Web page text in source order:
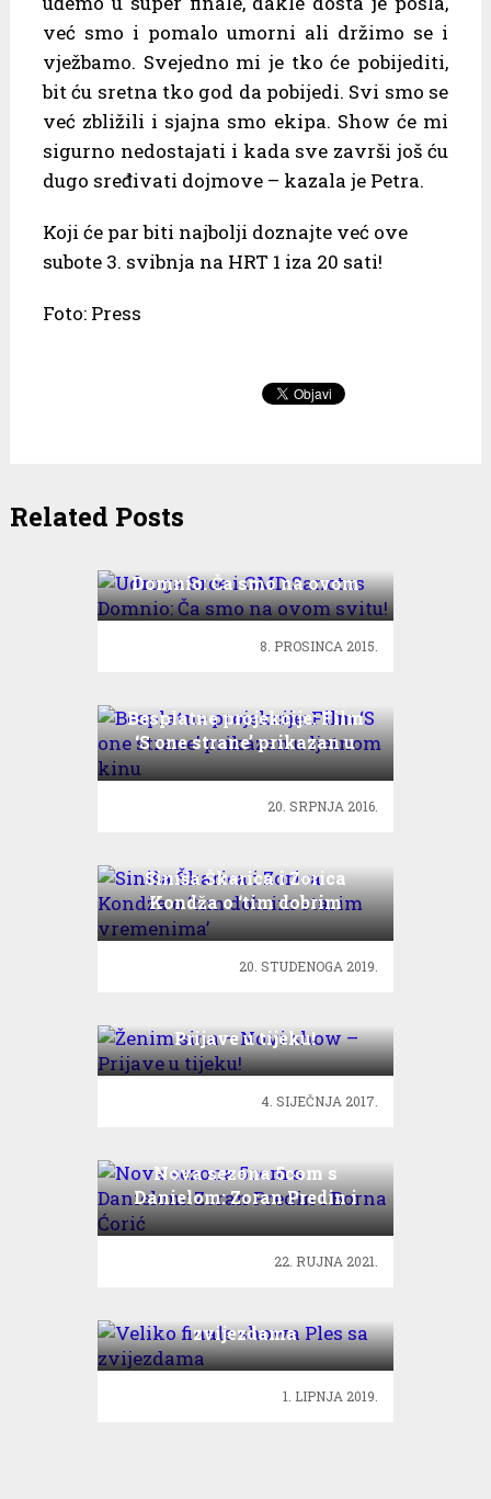
već smo i pomalo umorni ali držimo se i
vježbamo. Svejedno mi je tko će pobijediti,
bit ću sretna tko god da pobijedi. Svi smo se
već zbližili i sjajna smo ekipa. Show će mi
sigurno nedostajati i kada sve završi još ću
dugo sređivati dojmove – kazala je Petra.
Koji će par biti najbolji doznajte već ove
subote 3. svibnja na HRT 1 iza 20 sati!
Foto: Press
Related Posts
Domnio: Ča smo na ovom
svitu!
8. PROSINCA 2015.
Besplatne projekcije: Film
‘S one strane’ prikazan u
ljetnom kinu
20. SRPNJA 2016.
Siniša Škarica i Zorica
Kondža o ‘tim dobrim
starim vremenima’
20. STUDENOGA 2019.
Prijave u tijeku!
4. SIJEČNJA 2017.
Nova sezona 5com s
Danielom: Zoran Predin i
Borna Ćorić
22. RUJNA 2021.
zvijezdama
1. LIPNJA 2019.